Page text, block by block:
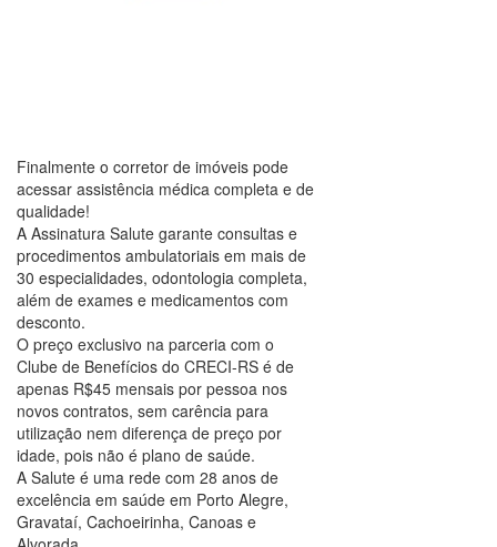
Finalmente o corretor de imóveis pode
acessar assistência médica completa e de
qualidade!
A Assinatura Salute garante consultas e
procedimentos ambulatoriais em mais de
30 especialidades, odontologia completa,
além de exames e medicamentos com
desconto.
O preço exclusivo na parceria com o
Clube de Benefícios do CRECI-RS é de
apenas R$45 mensais por pessoa nos
novos contratos, sem carência para
utilização nem diferença de preço por
idade, pois não é plano de saúde.
A Salute é uma rede com 28 anos de
excelência em saúde em Porto Alegre,
Gravataí, Cachoeirinha, Canoas e